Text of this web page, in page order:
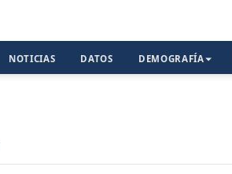
NOTICIAS DATOS DEMOGRAFÍA